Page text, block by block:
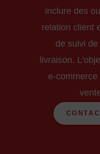
inclure des
relation client
de suivi
livraison.
e-